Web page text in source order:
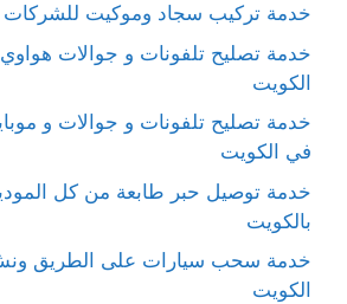
خدمة تركيب سجاد وموكيت للشركات
خدمة تصليح تلفونات و جوالات
الكويت
خدمة تصليح تلفونات و جوالات و
في الكويت
خدمة توصيل حبر طابعة من كل
بالكويت
خدمة سحب سيارات على الطريق
الكويت